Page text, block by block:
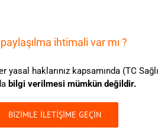
ihtimali var mı ?
haklarınız kapsamında (TC
bilgi verilmesi mümkün değildir.
BİZİMLE İLETİŞİME GEÇİN